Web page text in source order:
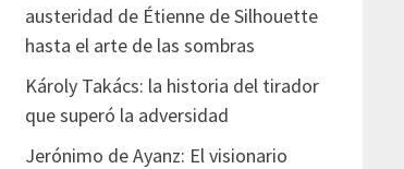
austeridad de Étienne de Silhouette
hasta el arte de las sombras
Károly Takács: la historia del tirador
que superó la adversidad
Jerónimo de Ayanz: El visionario